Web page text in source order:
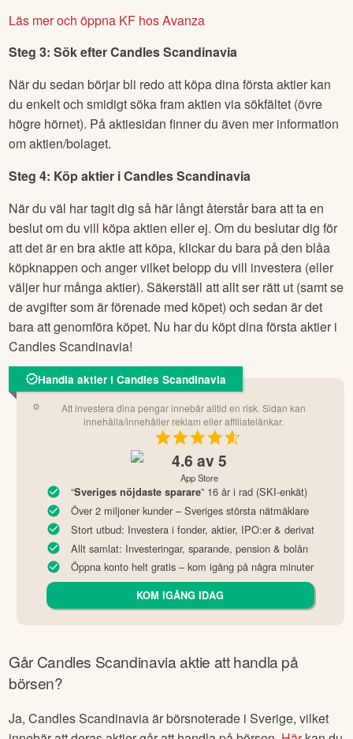
Läs mer och öppna KF hos Avanza
Steg 3: Sök efterCandles Scandinavia
När du sedan börjar bli redo att köpa dina första aktier kan
du enkelt och smidigt söka fram aktien via sökfältet (övre
högre hörnet). På aktiesidan finner du även mer information
om aktien/bolaget.
Steg 4: Köp aktier iCandles Scandinavia
När du väl har tagit dig så här långt återstår bara att ta en
beslut om du vill köpa aktien eller ej. Om du beslutar dig för
att det är en bra aktie att köpa, klickar du bara på den blåa
köpknappen och anger vilket belopp du vill investera (eller
väljer hur många aktier). Säkerställ att allt ser rätt ut (samt se
de avgifter som är förenade med köpet) och sedan är det
bara att genomföra köpet. Nu har du köpt dina första aktier i
Candles Scandinavia!
Handla aktier i Candles Scandinavia
Att investera dina pengar innebär alltid en risk. Sidan kan
innehålla/innehåller reklam eller affiliatelänkar.
4.6 av 5
App Store
“Sveriges nöjdaste sparare” 16 år i rad (SKI-enkät)
Över 2 miljoner kunder – Sveriges största nätmäklare
Stort utbud: Investera i fonder, aktier, IPO:er & derivat
Allt samlat: Investeringar, sparande, pension & bolån
Öppna konto helt gratis – kom igång på några minuter
KOM IGÅNG IDAG
GårCandles Scandinaviaaktie att handla på
börsen?
Ja,Candles Scandinaviaär börsnoterade i Sverige, vilket